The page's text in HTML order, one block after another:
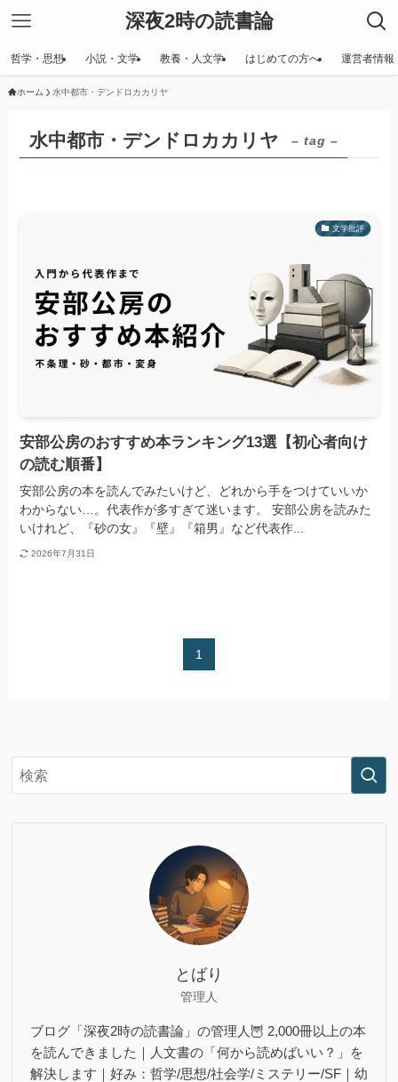
深夜2時の読書論
哲学・思想 小説・文学 教養・人文学 はじめての方へ 運営者情報
ホーム 水中都市・デンドロカカリヤ
水中都市・デンドロカカリヤ – tag –
文学批評
安部公房のおすすめ本ランキング13選【初心者向け
の読む順番】
安部公房の本を読んでみたいけど、どれから手をつけていいか
わからない…。代表作が多すぎて迷います。 安部公房を読みた
いけれど、『砂の女』『壁』『箱男』など代表作...
2026年7月31日
1
とばり
管理人
ブログ「深夜2時の読書論」の管理人🦉 2,000冊以上の本
を読んできました｜人文書の「何から読めばいい？」を
解決します｜好み：哲学/思想/社会学/ミステリー/SF｜幼